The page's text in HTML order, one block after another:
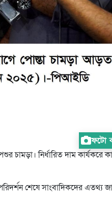
ফটো
চামড়া। নির্ধারিত দাম কার্যকরে
শেষে সাংবাদিকদের এতথ্য